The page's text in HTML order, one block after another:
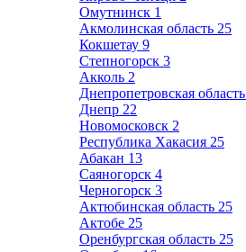
Омутнинск 1
Акмолинская область 25
Кокшетау 9
Степногорск 3
Акколь 2
Днепропетровская область
Днепр 22
Новомосковск 2
Республика Хакасия 25
Абакан 13
Саяногорск 4
Черногорск 3
Актюбинская область 25
Актобе 25
Оренбургская область 25